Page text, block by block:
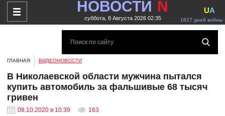
НОВОСТИ N
суббота, 8 Августа 2026 02:35 1627 дней войны
UA
ГЛАВНАЯ ВИДЕОНОВОСТИ
В Николаевской области мужчина пытался
купить автомобиль за фальшивые 68 тысяч
гривен
08.10.2020 в 10:39 163